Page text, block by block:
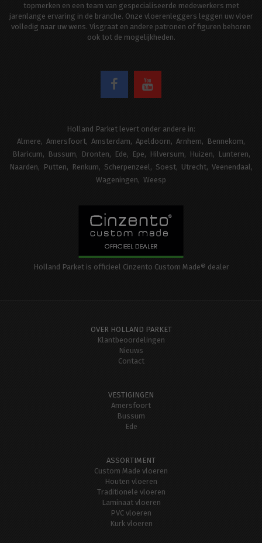
topmerken en een team van gespecialiseerde medewerkers met
jarenlange ervaring in de branche. Onze vloerenleggers leggen uw vloer
volledig naar uw wens. Visgraat en andere patronen of figuren behoren
ook tot de mogelijkheden.
Holland Parket levert onder andere in:
Almere
Amersfoort Amsterdam Apeldoorn Arnhem
Bennekom
Blaricum
Bussum Dronten Ede Epe Hilversum Huizen
Lunteren
Naarden
Putten Renkum Scherpenzeel Soest Utrecht Veenendaal
Wageningen
Weesp
Holland Parket is officieel Cinzento Custom Made® dealer
OVER HOLLAND PARKET
Klantbeoordelingen
Nieuws
Contact
VESTIGINGEN
Amersfoort
Bussum
Ede
ASSORTIMENT
Custom Made vloeren
Houten vloeren
Traditionele vloeren
Laminaat vloeren
PVC vloeren
Kurk vloeren